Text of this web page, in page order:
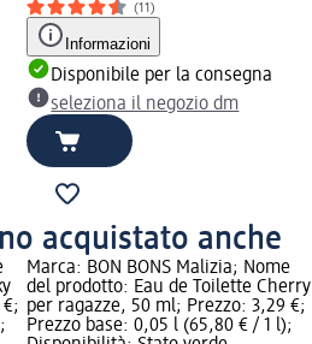
(11)
Informazioni
Disponibile per la consegna
seleziona il negozio dm
acquistato anche
Marca: BON BONS Malizia; Nome
del prodotto: Eau de Toilette Cherry
per ragazze, 50 ml; Prezzo: 3,29 €;
Prezzo base: 0,05 l (65,80 € / 1 l);